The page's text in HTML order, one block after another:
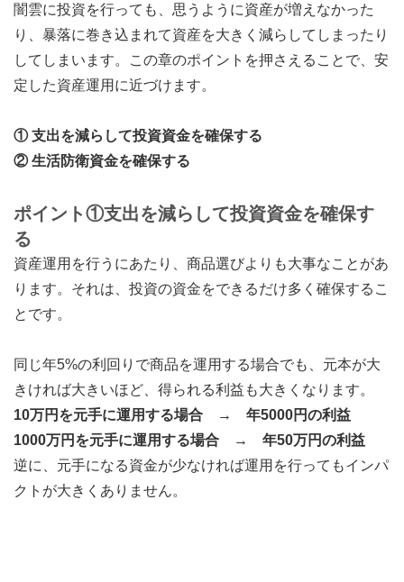
闇雲に投資を行っても、思うように資産が増えなかった
り、暴落に巻き込まれて資産を大きく減らしてしまったり
してしまいます。この章のポイントを押さえることで、安
定した資産運用に近づけます。
① 支出を減らして投資資金を確保する
② 生活防衛資金を確保する
ポイント①支出を減らして投資資金を確保す
る
資産運用を行うにあたり、商品選びよりも大事なことがあ
ります。それは、投資の資金をできるだけ多く確保するこ
とです。
同じ年5%の利回りで商品を運用する場合でも、元本が大
きければ大きいほど、得られる利益も大きくなります。
10万円を元手に運用する場合 → 年5000円の利益
1000万円を元手に運用する場合 → 年50万円の利益
逆に、元手になる資金が少なければ運用を行ってもインパ
クトが大きくありません。